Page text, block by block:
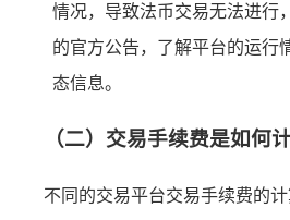
情况，导致法币交易无法进行
的官方公告，了解平台的运行
态信息。
（二）交易手续费是如何
不同的交易平台交易手续费的